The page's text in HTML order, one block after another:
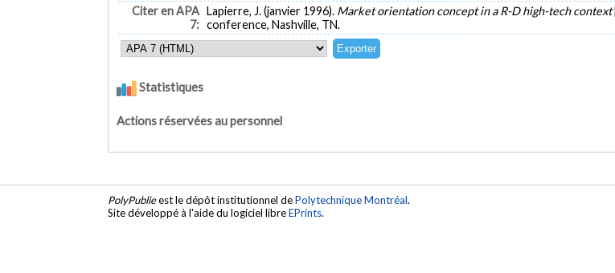
Citer en APA
7:
Lapierre, J. (janvier 1996). Market orientation concept in a R-D high-tech context
conference, Nashville, TN.
Statistiques
Actions réservées au personnel
PolyPublieest le dépôt institutionnel dePolytechnique Montréal.
Site développé à l'aide du logiciel libreEPrints.